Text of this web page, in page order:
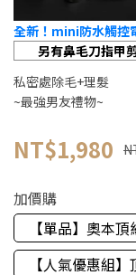
全新！mini防水觸控
另有鼻毛刀指甲
私密處除毛+理髮
~最強男友禮物~
NT$1,980
加價購
【單品】奧本
【人氣優惠組